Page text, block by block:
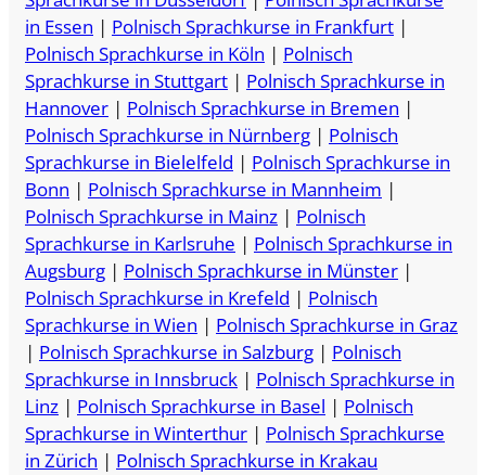
in Essen | Polnisch Sprachkurse in Frankfurt |
Polnisch Sprachkurse in Köln | Polnisch
Sprachkurse in Stuttgart | Polnisch Sprachkurse in
Hannover | Polnisch Sprachkurse in Bremen |
Polnisch Sprachkurse in Nürnberg | Polnisch
Sprachkurse in Bielelfeld | Polnisch Sprachkurse in
Bonn | Polnisch Sprachkurse in Mannheim |
Polnisch Sprachkurse in Mainz | Polnisch
Sprachkurse in Karlsruhe | Polnisch Sprachkurse in
Augsburg | Polnisch Sprachkurse in Münster |
Polnisch Sprachkurse in Krefeld | Polnisch
Sprachkurse in Wien | Polnisch Sprachkurse in Graz
| Polnisch Sprachkurse in Salzburg | Polnisch
Sprachkurse in Innsbruck | Polnisch Sprachkurse in
Linz | Polnisch Sprachkurse in Basel | Polnisch
Sprachkurse in Winterthur | Polnisch Sprachkurse
in Zürich | Polnisch Sprachkurse in Krakau